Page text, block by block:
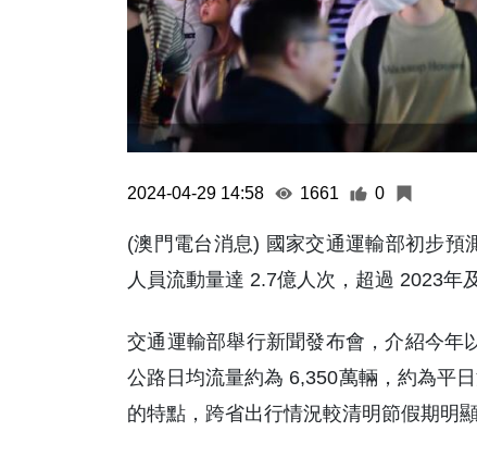
2024-04-29 14:58 1661 0
(澳門電台消息) 國家交通運輸部初步預
人員流動量達 2.7億人次，超過 2023年
交通運輸部舉行新聞發布會，介紹今年
公路日均流量約為 6,350萬輛，約為平
的特點，跨省出行情況較清明節假期明顯